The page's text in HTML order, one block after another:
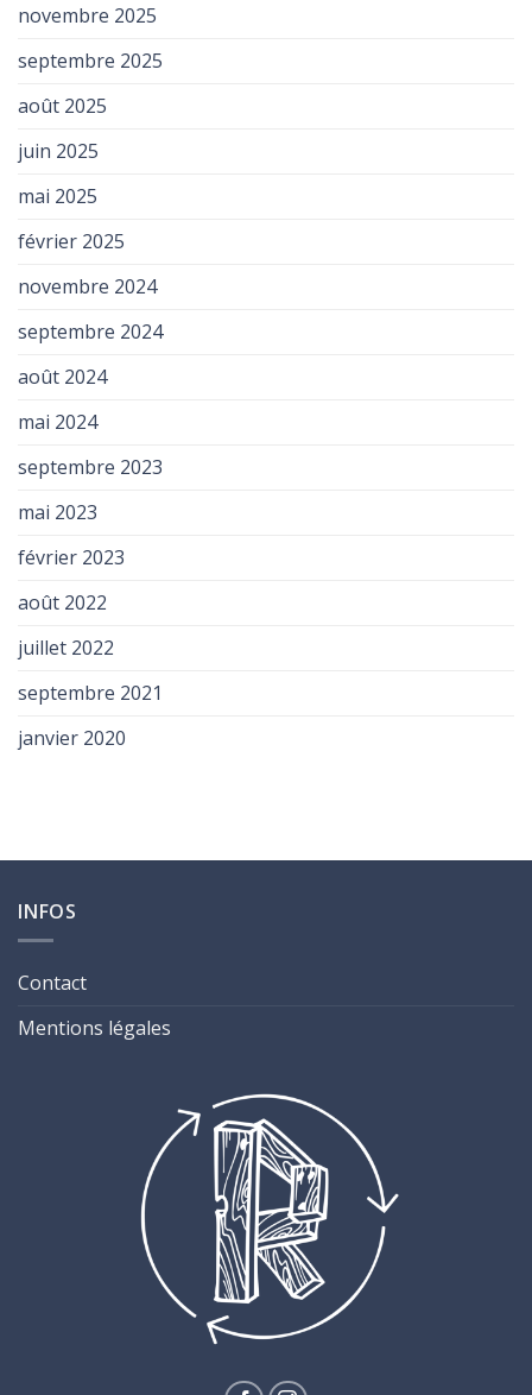
novembre 2025
septembre 2025
août 2025
juin 2025
mai 2025
février 2025
novembre 2024
septembre 2024
août 2024
mai 2024
septembre 2023
mai 2023
février 2023
août 2022
juillet 2022
septembre 2021
janvier 2020
INFOS
Contact
Mentions légales